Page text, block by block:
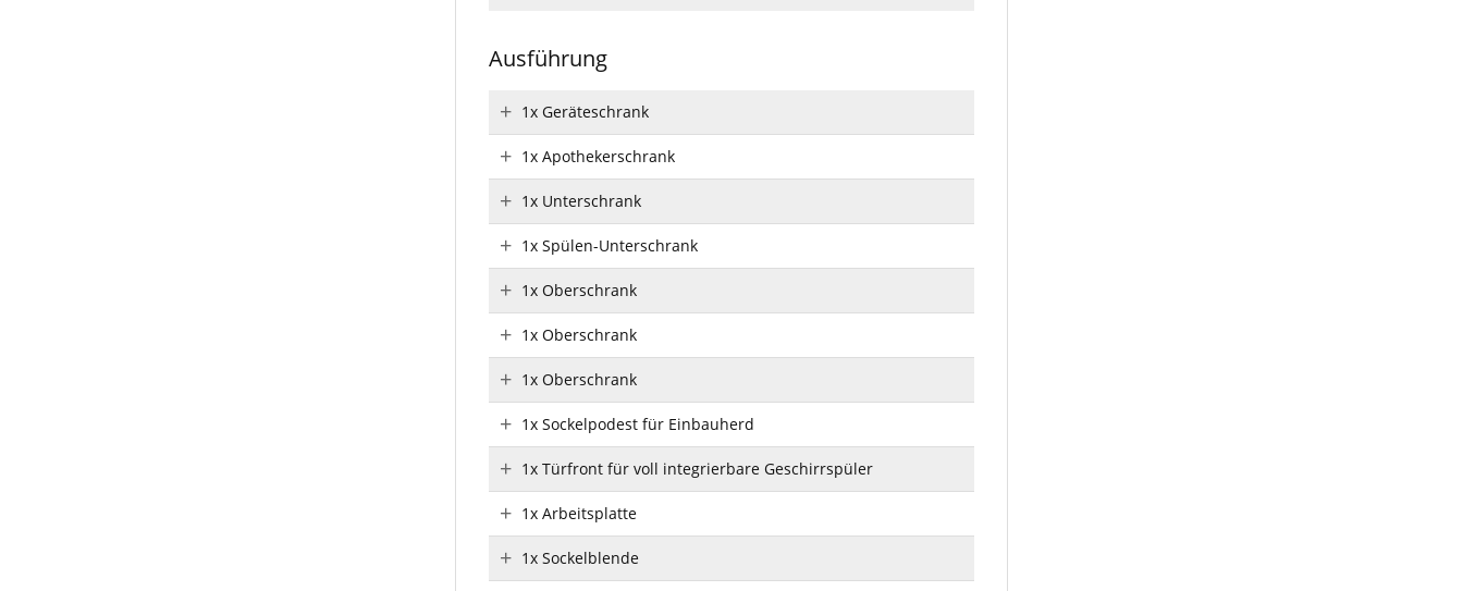
Ausführung
1x Geräteschrank
1x Apothekerschrank
1x Unterschrank
1x Spülen-Unterschrank
1x Oberschrank
1x Oberschrank
1x Oberschrank
1x Sockelpodest für Einbauherd
1x Türfront für voll integrierbare Geschirrspüler
1x Arbeitsplatte
1x Sockelblende